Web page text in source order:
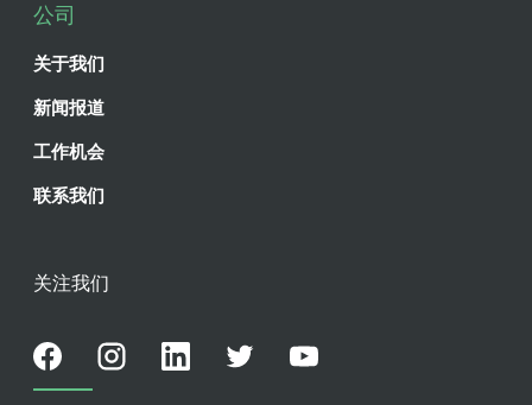
公司
关于我们
新闻报道
工作机会
联系我们
关注我们